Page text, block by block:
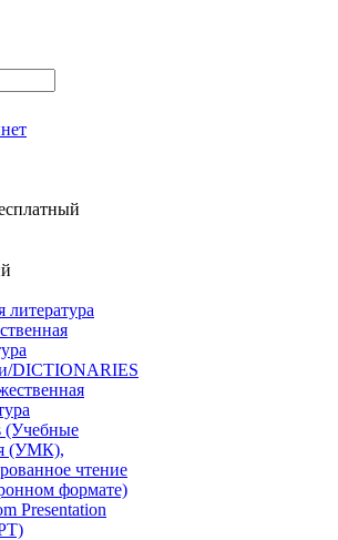
литература
DICTIONARIES
(Учебные
(УМК),
чтение
формате)
Presentation